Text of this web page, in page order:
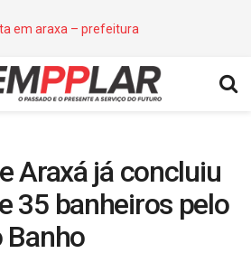
Araxá já concluiu
35 banheiros pelo
Banho